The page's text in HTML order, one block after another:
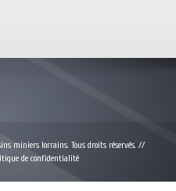
miniers lorrains. Tous droits réservés. //
de confidentialité